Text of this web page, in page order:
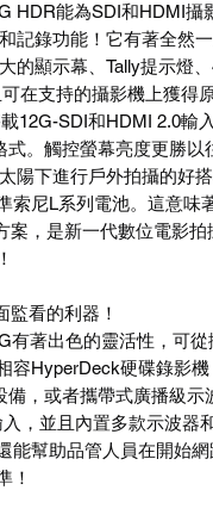
HDR能為SDI和HDMI攝
記錄功能！它有著全然
的顯示幕、Tally提示燈
在支持的攝影機上獲得
12G-SDI和HDMI 2.0輸
式。觸控螢幕亮度更勝
陽下進行戶外拍攝的好
索尼L系列電池。這意味
案，是新一代數位電影
監看的利器！
有著出色的靈活性，可
容HyperDeck硬碟錄影
，或者攜帶式廣播級示
，並且內置多款示波器
能幫助品管人員在開始
！